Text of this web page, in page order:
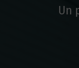
Un